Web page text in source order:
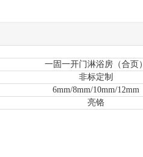
一固一开门淋浴房（合页）
非标定制
6mm/8mm/10mm/12mm
亮铬